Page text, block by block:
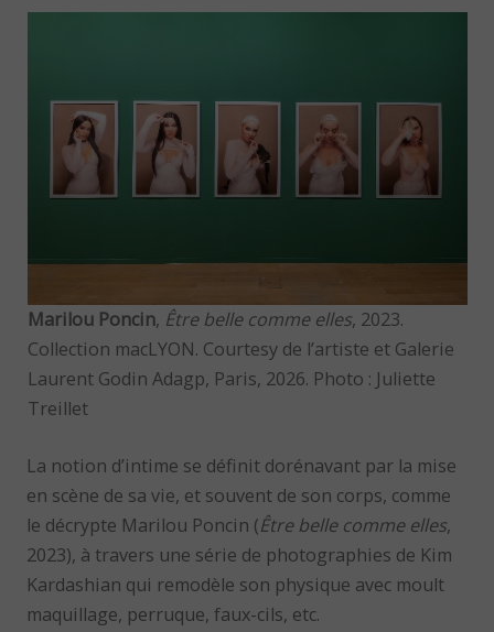
Marilou Poncin, Être belle comme elles, 2023.
Collection macLYON. Courtesy de l’artiste et Galerie
Laurent Godin Adagp, Paris, 2026. Photo : Juliette
Treillet
La notion d’intime se définit dorénavant par la mise
en scène de sa vie, et souvent de son corps, comme
le décrypte Marilou Poncin (Être belle comme elles,
2023), à travers une série de photographies de Kim
Kardashian qui remodèle son physique avec moult
maquillage, perruque, faux-cils, etc.